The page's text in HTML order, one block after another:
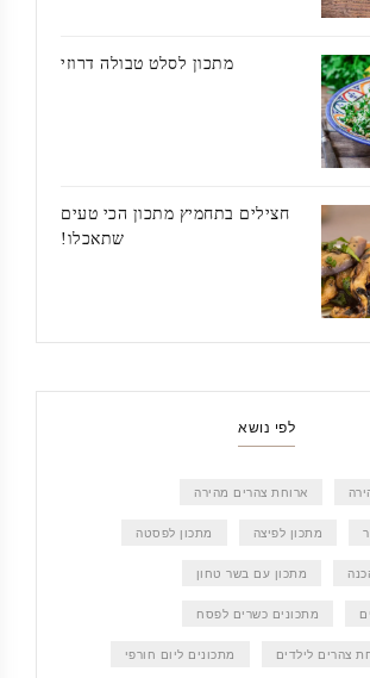
מתכון לסלט טבולה דרוזי
חצילים בתחמיץ מתכון הכי טעים
שתאכלו!
לפי נושא
ארוחת צהרים מהירה
מתכון לפיצה מתכון לפסטה
מתכון עם בשר טחון
מתכונים כשרים לפסח
צהרים לילדים מתכונים ליום חורפי